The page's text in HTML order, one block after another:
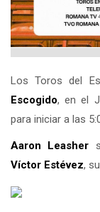
Los Toros del
Escogido, en el
para iniciar a las
Aaron Leasher
Víctor Estévez,